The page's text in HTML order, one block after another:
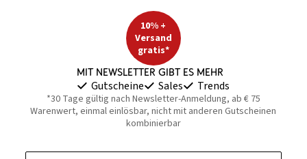
10% +
Versand
gratis*
Mit Newsletter gibt es mehr
Gutscheine Sales Trends
*30 Tage gültig nach Newsletter-Anmeldung, ab € 75
Warenwert, einmal einlösbar, nicht mit anderen Gutscheinen
kombinierbar